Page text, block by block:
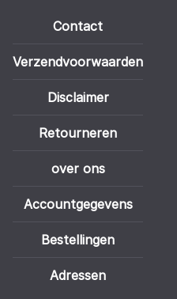
Contact
Verzendvoorwaarden
Disclaimer
Retourneren
over ons
Accountgegevens
Bestellingen
Adressen